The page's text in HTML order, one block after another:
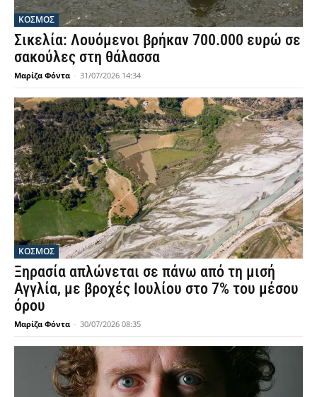
ΚΟΣΜΟΣ
Σικελία: Λουόμενοι βρήκαν 700.000 ευρώ σε
σακούλες στη θάλασσα
Μαρίζα Φόντα - 31/07/2026 14:34
ΚΟΣΜΟΣ
Ξηρασία απλώνεται σε πάνω από τη μισή
Αγγλία, με βροχές Ιουλίου στο 7% του μέσου
όρου
Μαρίζα Φόντα - 30/07/2026 08:35